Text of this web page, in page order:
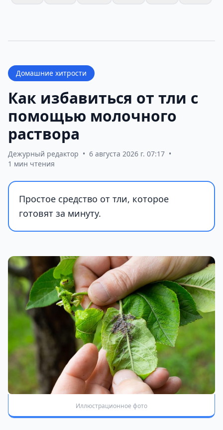
Домашние хитрости
Как избавиться от тли с
помощью молочного
раствора
Дежурный редактор • 6 августа 2026 г. 07:17 •
1 мин чтения
Простое средство от тли, которое
готовят за минуту.
Иллюстрационное фото